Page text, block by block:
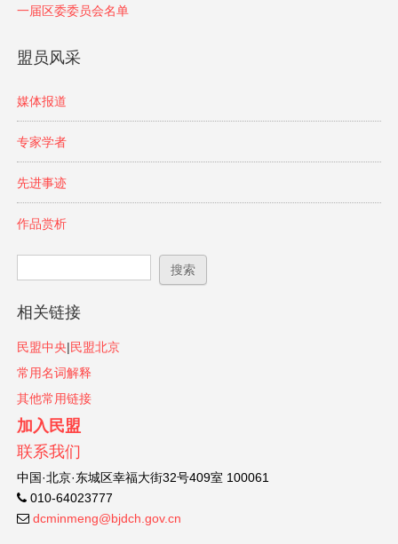
一届区委委员会名单
盟员风采
媒体报道
专家学者
先进事迹
作品赏析
搜索表单
搜索
相关链接
民盟中央|民盟北京
常用名词解释
其他常用链接
加入民盟
联系我们
中国·北京·东城区幸福大街32号409室 100061
010-64023777
dcminmeng@bjdch.gov.cn